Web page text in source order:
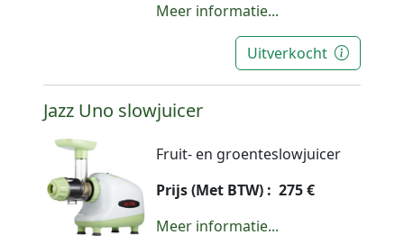
Meer informatie...
Uitverkocht
Jazz Uno slowjuicer
Fruit- en groenteslowjuicer
Prijs (Met BTW) : 275 €
Meer informatie...